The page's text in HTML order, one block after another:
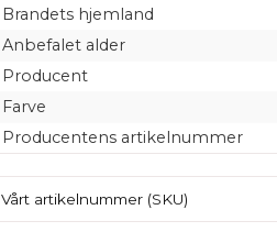
Brandets hjemland
Anbefalet alder
Producent
Farve
Producentens artikelnummer
Vårt artikelnummer (SKU)